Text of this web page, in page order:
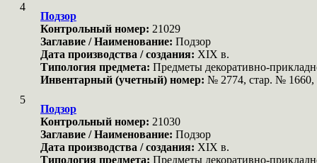
4
Подзор
Контрольный номер: 21029
Заглавие / Наименование: Подзор
Дата производства / создания: XIX в.
Типология предмета: Предметы декоративно-
Инвентарный (учетный) номер: № 2774, стар. №
5
Подзор
Контрольный номер: 21030
Заглавие / Наименование: Подзор
Дата производства / создания: XIX в.
Типология предмета: Предметы декоративно-